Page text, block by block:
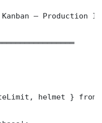
— Production
helmet } from